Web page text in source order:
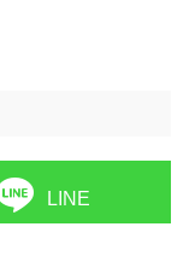
LINE